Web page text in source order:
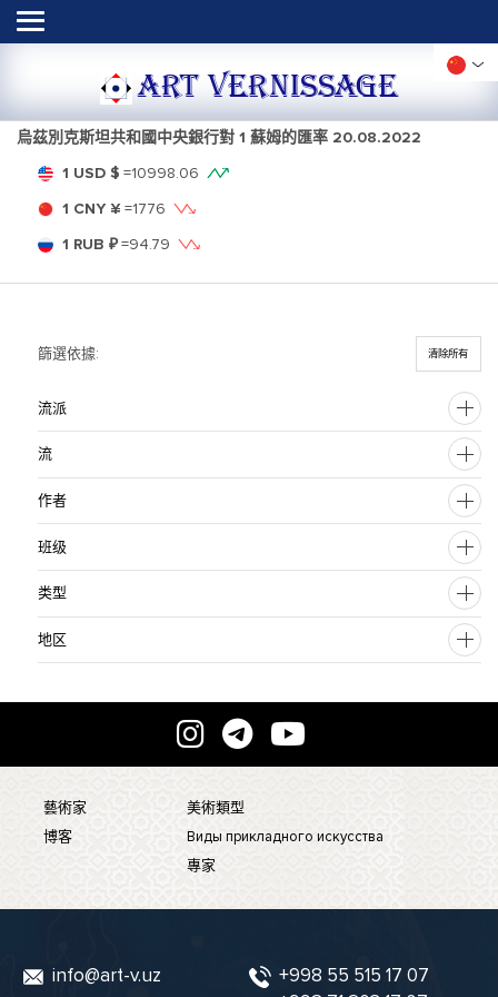
ART VERNISSAGE
烏茲別克斯坦共和國中央銀行對 1 蘇姆的匯率 20.08.2022
1 USD $ =10998.06
1 CNY ¥ =1776
1 RUB ₽=94.79
篩選依據: 清除所有
流派
流
作者
班级
类型
地区
藝術家
博客
美術類型
Виды прикладного искусства
專家
info@art-v.uz
+998 55 515 17 07